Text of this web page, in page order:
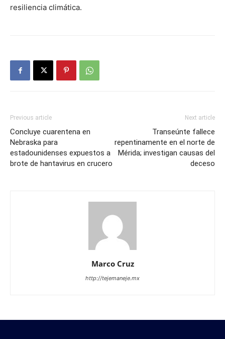
resiliencia climática.
Previous article
Concluye cuarentena en
Nebraska para
estadounidenses expuestos a
brote de hantavirus en crucero
Next article
Transeúnte fallece
repentinamente en el norte de
Mérida; investigan causas del
deceso
Marco Cruz
http://tejemaneje.mx